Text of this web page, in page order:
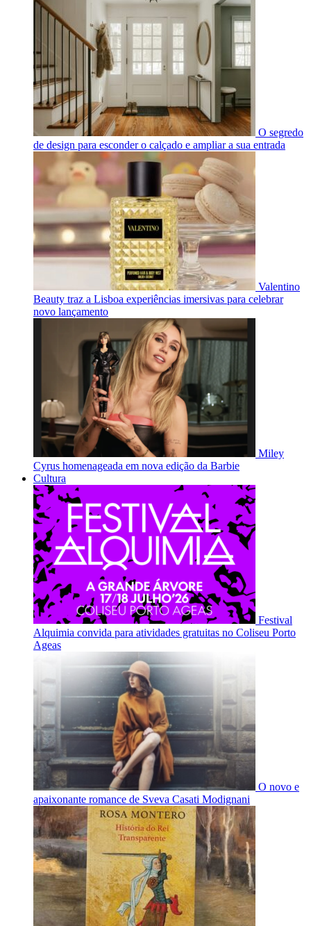
O segredo
de design para esconder o calçado e ampliar a sua entrada
Valentino
Beauty traz a Lisboa experiências imersivas para celebrar
novo lançamento
Miley
Cyrus homenageada em nova edição da Barbie
Cultura
Festival
Alquimia convida para atividades gratuitas no Coliseu Porto
Ageas
O novo e
apaixonante romance de Sveva Casati Modignani